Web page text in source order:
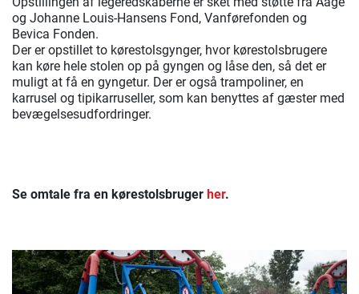
og Johanne Louis-Hansens Fond, Vanførefonden og
Bevica Fonden.
Der er opstillet to kørestolsgynger, hvor kørestolsbrugere
kan køre hele stolen op på gyngen og låse den, så det er
muligt at få en gyngetur. Der er også trampoliner, en
karrusel og tipikarruseller, som kan benyttes af gæster med
bevægelsesudfordringer.
Se omtale fra en kørestolsbruger her.